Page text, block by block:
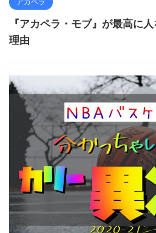
『アカペラ・モブ』が最高に
理由